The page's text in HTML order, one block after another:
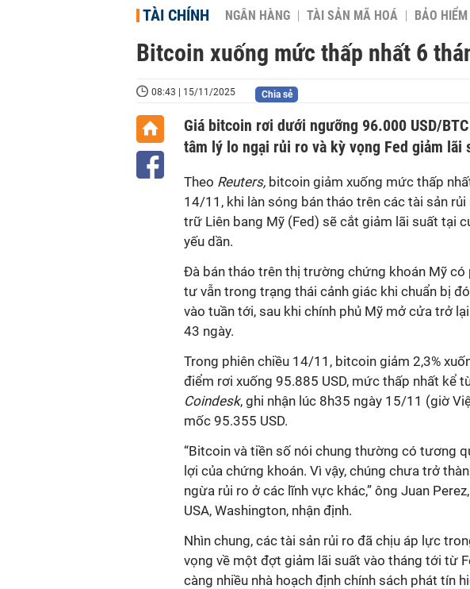
TÀI CHÍNH NGÂN HÀNG TÀI SẢN MÃ HOÁ BẢO HIỂM
Bitcoin xuống mức thấp nhất 6
08:43 | 15/11/2025 Chia sẻ
Giá bitcoin rơi dưới ngưỡng 96.000 USD/
tâm lý lo ngại rủi ro và kỳ vọng Fed giảm lãi
Theo Reuters, bitcoin giảm xuống mức thấp
14/11, khi làn sóng bán tháo trên các tài sản
trữ Liên bang Mỹ (Fed) sẽ cắt giảm lãi suất tại
yếu dần.
Đà bán tháo trên thị trường chứng khoán Mỹ có
tư vẫn trong trạng thái cảnh giác khi chuẩn bị
vào tuần tới, sau khi chính phủ Mỹ mở cửa trở
43 ngày.
Trong phiên chiều 14/11, bitcoin giảm 2,3%
điểm rơi xuống 95.885 USD, mức thấp nhất kể
Coindesk, ghi nhận lúc 8h35 ngày 15/11 (giờ
mốc 95.355 USD.
“Bitcoin và tiền số nói chung thường có tương
lợi của chứng khoán. Vì vậy, chúng chưa trở
ngừa rủi ro ở các lĩnh vực khác,” ông Juan
USA, Washington, nhận định.
Nhìn chung, các tài sản rủi ro đã chịu áp lực
vọng về một đợt giảm lãi suất vào tháng tới từ
càng nhiều nhà hoạch định chính sách phát tín